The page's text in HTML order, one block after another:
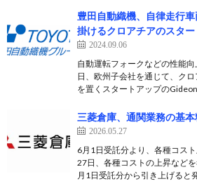
豊田自動織機、自律走行
掛けるクロアチアのスタ
2024.09.06
自動運転フォークなどの性能
日、欧州子会社を通じて、ク
を置くスタートアップの
三菱倉庫、通関業務の基
2026.05.27
6月1日受託分より、各種コス
27日、各種コストの上昇など
月1日受託分から引き上げると